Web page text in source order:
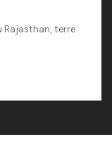
Rajasthan, terre